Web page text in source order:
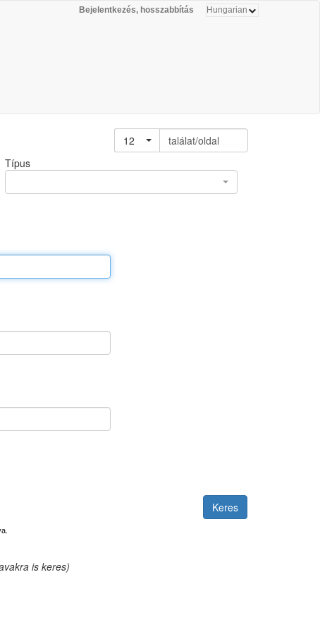
Bejelentkezés, hosszabbítás
12
találat/oldal
Típus
is keres)